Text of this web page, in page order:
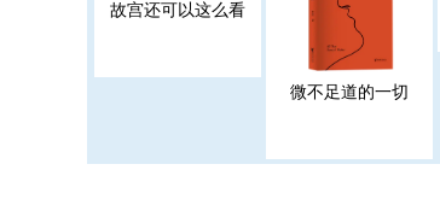
故宫还可以这么看
微不足道的一切